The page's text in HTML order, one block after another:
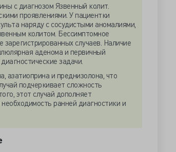
с диагнозом Язвенный колит.
проявлениями. У пациентки
наряду с сосудистыми аномалиями,
колитом. Бессимптомное
зарегистрированных случаев. Наличие
аденома и первичный
задачи.
азатиоприна и преднизолона, что
подчеркивает сложность
этот случай дополняет
ранней диагностики и